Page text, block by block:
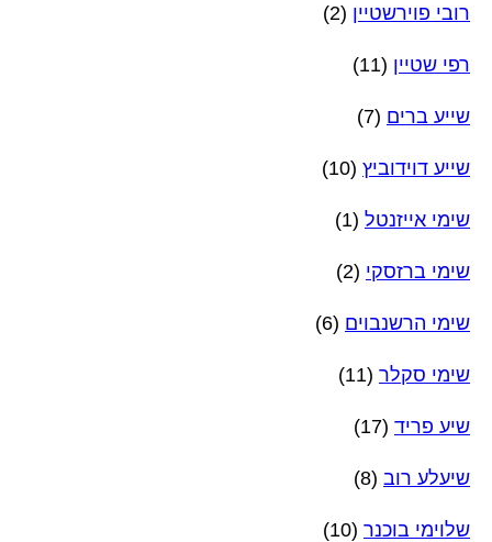
רובי פוירשטיין (2)
רפי שטיין (11)
שייע ברים (7)
שייע דוידוביץ (10)
שימי אייזנטל (1)
שימי ברזסקי (2)
שימי הרשנבוים (6)
שימי סקלר (11)
שיע פריד (17)
שיעלע רוב (8)
שלוימי בוכנר (10)